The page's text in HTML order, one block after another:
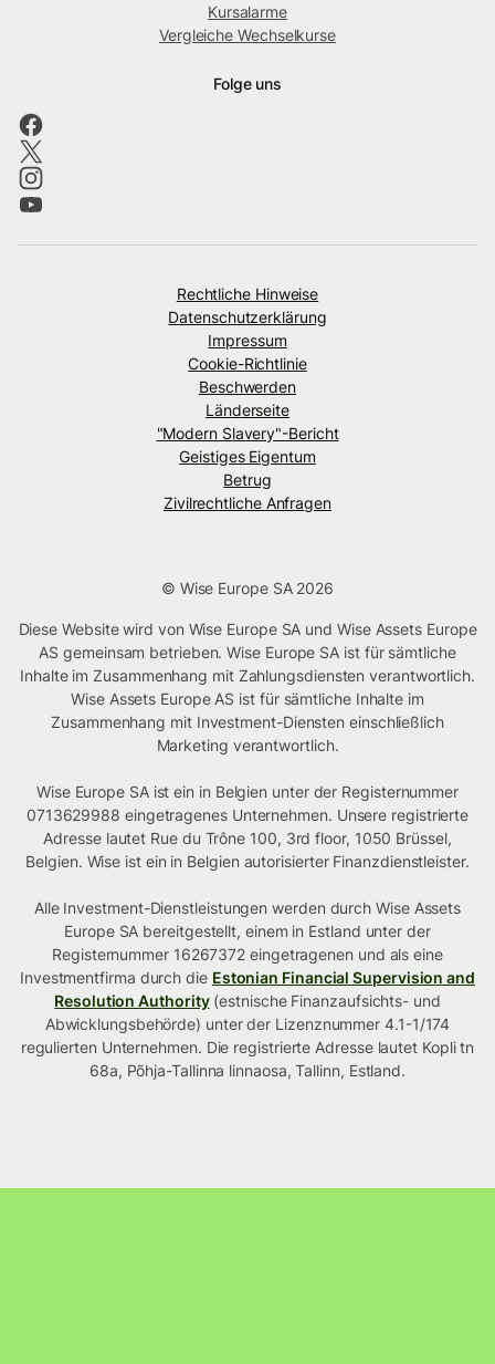
Kursalarme
Vergleiche Wechselkurse
Folge uns
Rechtliche Hinweise
Datenschutzerklärung
Impressum
Cookie-Richtlinie
Beschwerden
Länderseite
"Modern Slavery"-Bericht
Geistiges Eigentum
Betrug
Zivilrechtliche Anfragen
© Wise Europe SA 2026
Diese Website wird von Wise Europe SA und Wise Assets Europe
AS gemeinsam betrieben. Wise Europe SA ist für sämtliche
Inhalte im Zusammenhang mit Zahlungsdiensten verantwortlich.
Wise Assets Europe AS ist für sämtliche Inhalte im
Zusammenhang mit Investment-Diensten einschließlich
Marketing verantwortlich.
Wise Europe SA ist ein in Belgien unter der Registernummer
0713629988 eingetragenes Unternehmen. Unsere registrierte
Adresse lautet Rue du Trône 100, 3rd floor, 1050 Brüssel,
Belgien. Wise ist ein in Belgien autorisierter Finanzdienstleister.
Alle Investment-Dienstleistungen werden durch Wise Assets
Europe SA bereitgestellt, einem in Estland unter der
Registernummer 16267372 eingetragenen und als eine
Investmentfirma durch die Estonian Financial Supervision and
Resolution Authority(estnische Finanzaufsichts- und
Abwicklungsbehörde) unter der Lizenznummer 4.1-1/174
regulierten Unternehmen. Die registrierte Adresse lautet Kopli tn
68a, Põhja-Tallinna linnaosa, Tallinn, Estland.